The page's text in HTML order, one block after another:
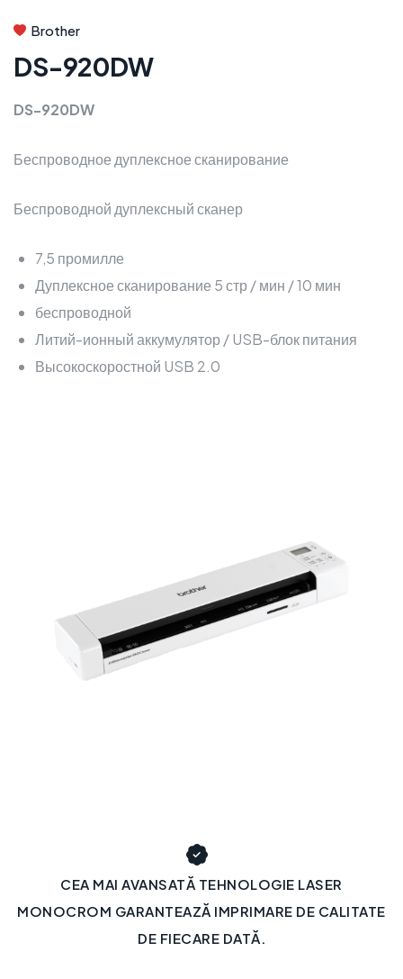
Brother
DS-920DW
DS-920DW
Беспроводное дуплексное сканирование
Беспроводной дуплексный сканер
7,5 промилле
Дуплексное сканирование 5 стр / мин / 10 мин
беспроводной
Литий-ионный аккумулятор / USB-блок питания
Высокоскоростной USB 2.0
CEA MAI AVANSATĂ TEHNOLOGIE LASER
MONOCROM GARANTEAZĂ IMPRIMARE DE CALITATE
DE FIECARE DATĂ.